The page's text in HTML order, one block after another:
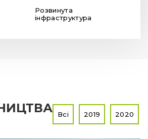
Розвинута
інфраструктура
Всі 2019 2020